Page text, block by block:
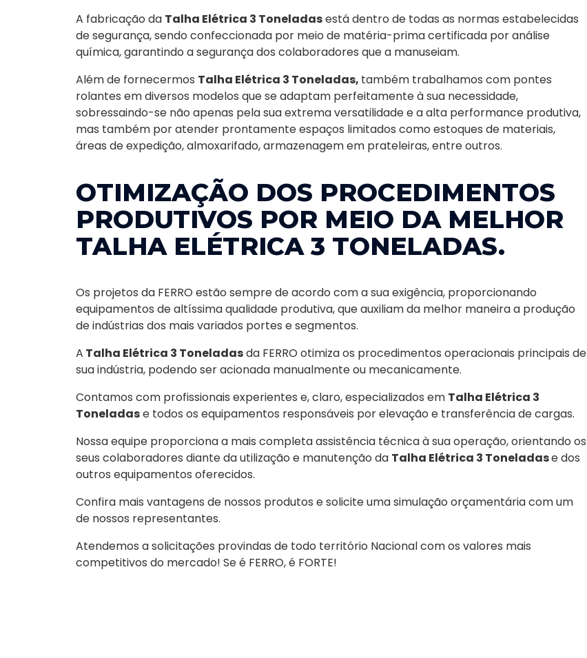
A fabricação da Talha Elétrica 3 Toneladasestá dentro de todas as normas estabelecidas
de segurança, sendo confeccionada por meio de matéria-prima certificada por análise
química, garantindo a segurança dos colaboradores que a manuseiam.
Além de fornecermos Talha Elétrica 3 Toneladas, também trabalhamos com pontes
rolantes em diversos modelos que se adaptam perfeitamente à sua necessidade,
sobressaindo-se não apenas pela sua extrema versatilidade e a alta performance produtiva,
mas também por atender prontamente espaços limitados como estoques de materiais,
áreas de expedição, almoxarifado, armazenagem em prateleiras, entre outros.
OTIMIZAÇÃO DOS PROCEDIMENTOS
PRODUTIVOS POR MEIO DA MELHOR
TALHA ELÉTRICA 3 TONELADAS.
Os projetos da FERRO estão sempre de acordo com a sua exigência, proporcionando
equipamentos de altíssima qualidade produtiva, que auxiliam da melhor maneira a produção
de indústrias dos mais variados portes e segmentos.
A Talha Elétrica 3 Toneladasda FERRO otimiza os procedimentos operacionais principais de
sua indústria, podendo ser acionada manualmente ou mecanicamente.
Contamos com profissionais experientes e, claro, especializados em Talha Elétrica 3
Toneladase todos os equipamentos responsáveis por elevação e transferência de cargas.
Nossa equipe proporciona a mais completa assistência técnica à sua operação, orientando os
seus colaboradores diante da utilização e manutenção da Talha Elétrica 3 Toneladase dos
outros equipamentos oferecidos.
Confira mais vantagens de nossos produtos e solicite uma simulação orçamentária com um
de nossos representantes.
Atendemos a solicitações provindas de todo território Nacional com os valores mais
competitivos do mercado! Se é FERRO, é FORTE!